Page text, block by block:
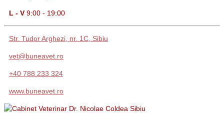
L - V 9:00 - 19:00
Str. Tudor Arghezi, nr. 1C, Sibiu
vet@buneavet.ro
+40 788 233 324
www.buneavet.ro